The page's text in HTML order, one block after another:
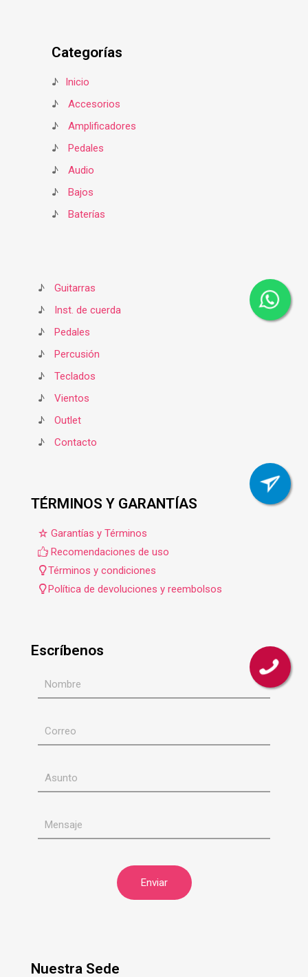
Categorías
♪
Inicio
♪
Accesorios
♪
Amplificadores
♪
Pedales
♪
Audio
♪
Bajos
♪
Baterías
♪
Guitarras
♪
Inst. de cuerda
♪
Pedales
♪
Percusión
♪
Teclados
♪
Vientos
♪
Outlet
♪
Contacto
TÉRMINOS Y GARANTÍAS
Garantías y Términos
Recomendaciones de uso
Términos y condiciones
Política de devoluciones y reembolsos
Escríbenos
Nuestra Sede